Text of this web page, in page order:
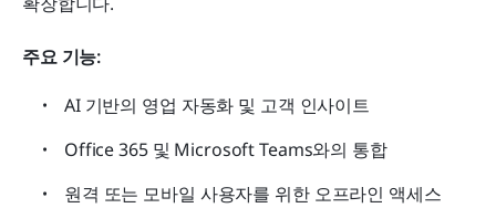
주요 기능:
AI 기반의 영업 자동화 및 고객 인사이트
Office 365 및 Microsoft Teams와의 통합
원격 또는 모바일 사용자를 위한 오프라인 액세스